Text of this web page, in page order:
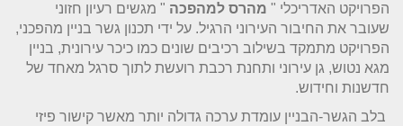
הפרויקט האדריכלי " מהרס למהפכה " מגשים רעיון חזוני
שעובר את החיבור העירוני הרגיל. על ידי תכנון גשר בניין מהפכני,
הפרויקט מתמקד בשילוב רכיבים שונים כמו כיכר עירונית, בניין
מגא נטוש, גן עירוני ותחנת רכבת רועשת לתוך סרגל מאחד של
חדשנות וחידוש.
בלב הגשר-הבניין עומדת ערכה גדולה יותר מאשר קישור פיזי